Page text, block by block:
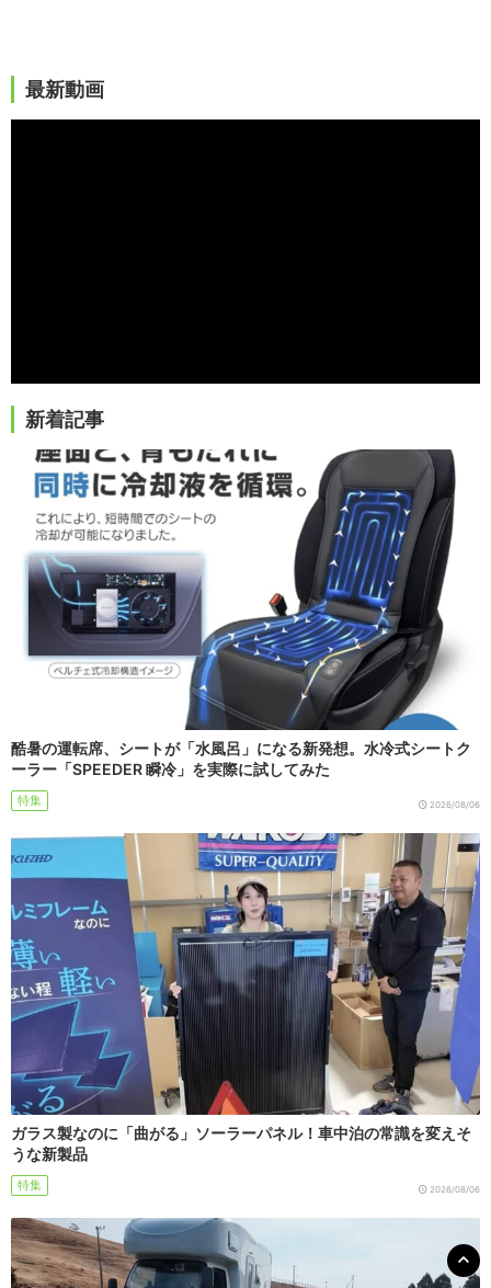
最新動画
新着記事
酷暑の運転席、シートが「水風呂」になる新発想。水冷式シートク
ーラー「SPEEDER 瞬冷」を実際に試してみた
特集 2026/08/06
ガラス製なのに「曲がる」ソーラーパネル！車中泊の常識を変えそ
うな新製品
特集 2026/08/06